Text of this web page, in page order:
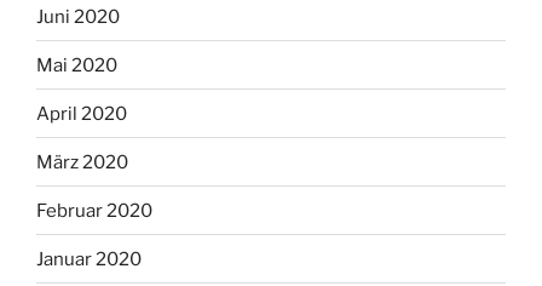
Juni 2020
Mai 2020
April 2020
März 2020
Februar 2020
Januar 2020